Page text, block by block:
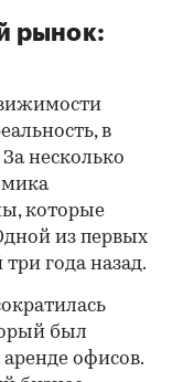
рынок:
в
несколько
которые
из первых
года назад.
был
офисов.